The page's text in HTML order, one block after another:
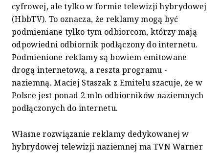
cyfrowej, ale tylko w formie telewizji hybrydowej
(HbbTV). To oznacza, że reklamy mogą być
podmieniane tylko tym odbiorcom, którzy mają
odpowiedni odbiornik podłączony do internetu.
Podmienione reklamy są bowiem emitowane
drogą internetową, a reszta programu -
naziemną. Maciej Staszak z Emitelu szacuje, że w
Polsce jest ponad 2 mln odbiorników naziemnych
podłączonych do internetu.
Własne rozwiązanie reklamy dedykowanej w
hybrydowej telewizji naziemnej ma TVN Warner